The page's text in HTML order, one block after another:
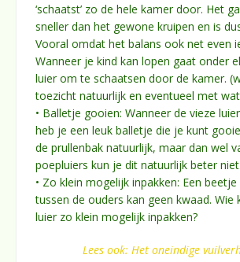
‘schaatst’ zo de hele kamer door. Het
sneller dan het gewone kruipen en is
Vooral omdat het balans ook net even
Wanneer je kind kan lopen gaat onder
luier om te schaatsen door de kamer.
toezicht natuurlijk en eventueel met
• Balletje gooien: Wanneer de vieze luier
heb je een leuk balletje die je kunt
de prullenbak natuurlijk, maar dan wel
poepluiers kun je dit natuurlijk beter
• Zo klein mogelijk inpakken: Een
tussen de ouders kan geen kwaad. Wie
luier zo klein mogelijk inpakken?
Lees ook: Het oneindige